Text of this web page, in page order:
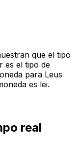
que el tipo
es el tipo de
para Leus
es lei.
real